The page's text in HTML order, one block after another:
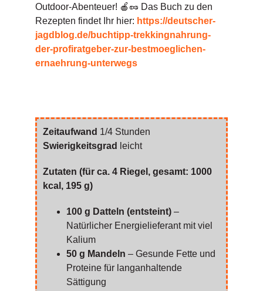
Outdoor-Abenteuer! 🍎🥜 Das Buch zu den
Rezepten findet Ihr hier: https://deutscher-
jagdblog.de/buchtipp-trekkingnahrung-
der-profiratgeber-zur-bestmoeglichen-
ernaehrung-unterwegs
Zeitaufwand 1/4 Stunden
Swierigkeitsgrad
leicht
Zutaten (für ca. 4 Riegel, gesamt: 1000
kcal, 195 g)
100 g Datteln (entsteint)–
Natürlicher Energielieferant mit viel
Kalium
50 g Mandeln – Gesunde Fette und
Proteine für langanhaltende
Sättigung